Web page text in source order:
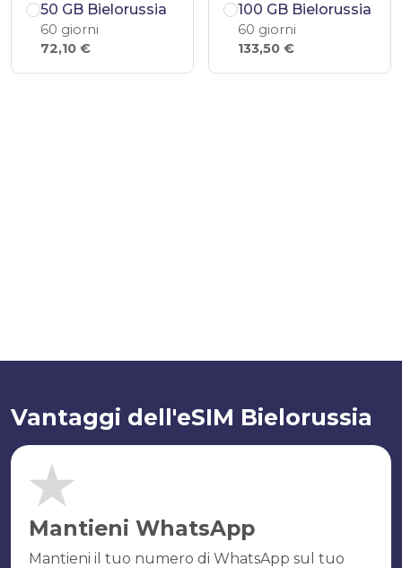
50 GB Bielorussia
60 giorni
72,10 €
100 GB Bielorussia
60 giorni
133,50 €
Vantaggi dell'eSIM Bielorussia
Mantieni WhatsApp
Mantieni il tuo numero di WhatsApp sul tuo